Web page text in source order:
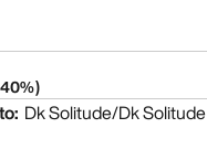
40%)
: Dk Solitude/Dk Solitude